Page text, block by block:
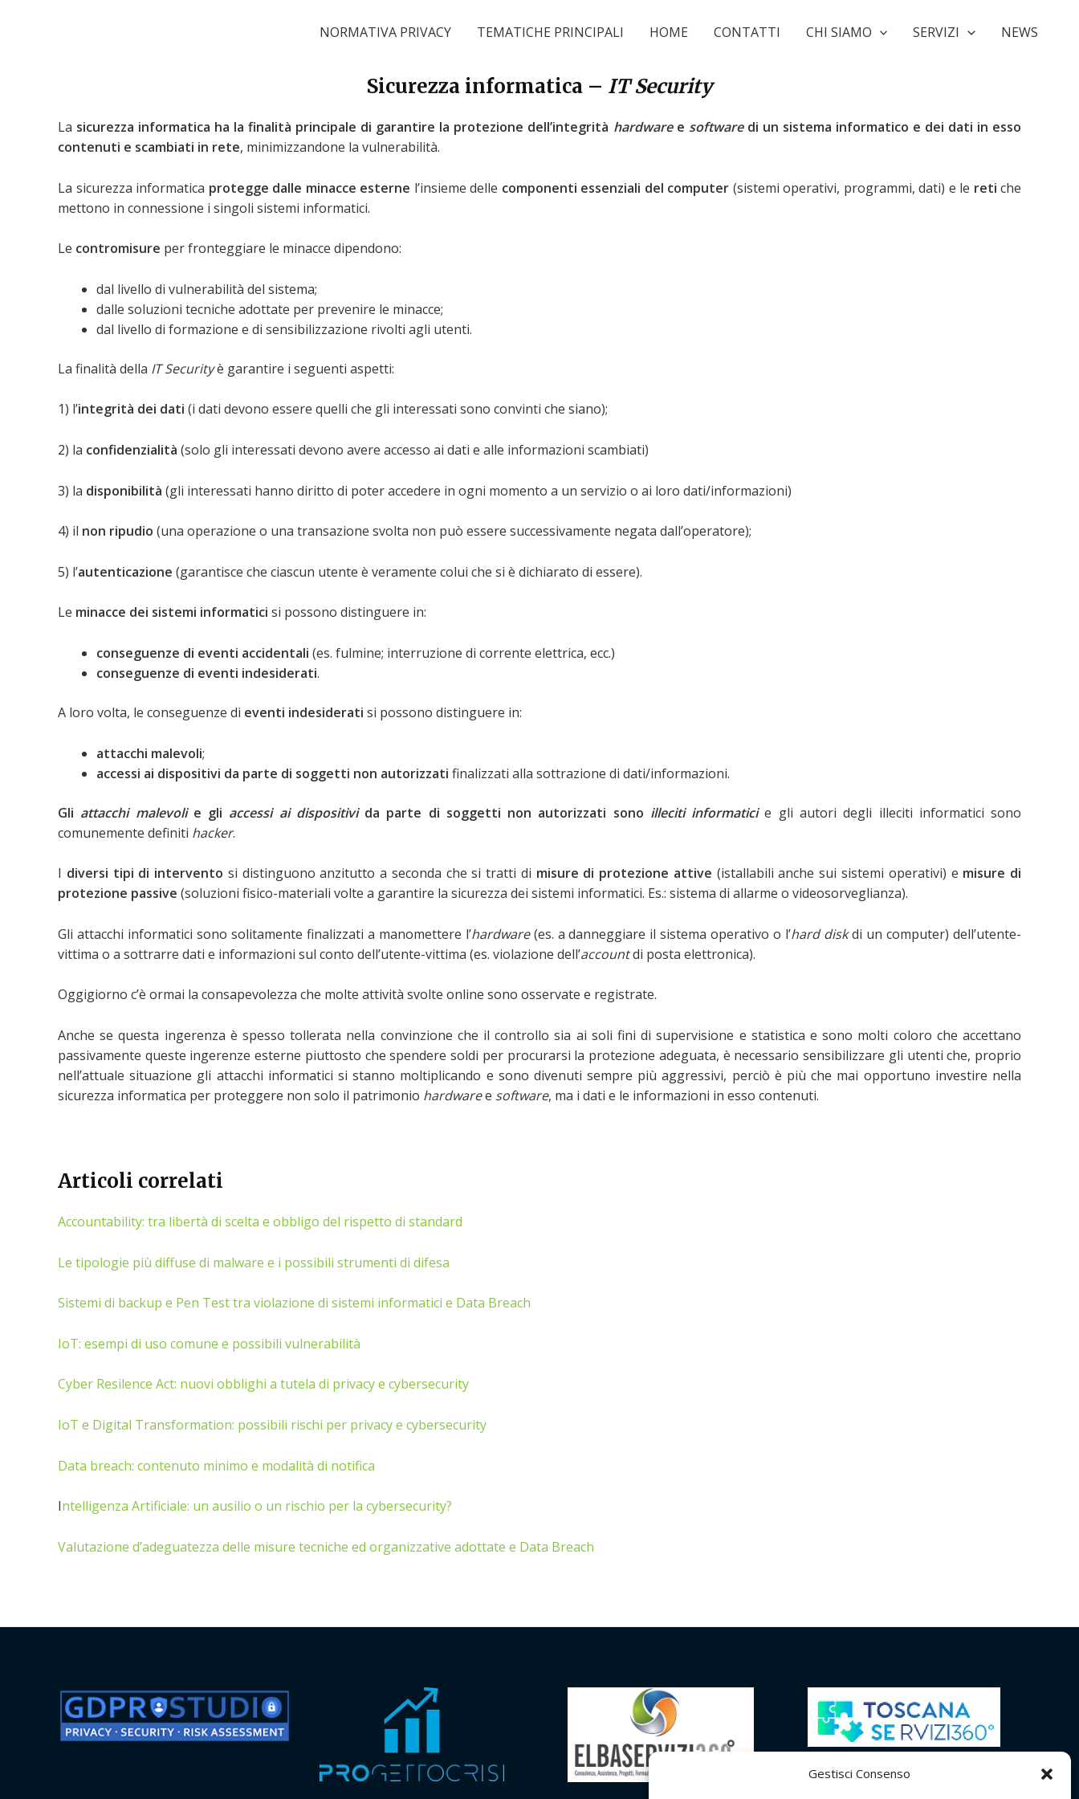
Gestisci Consenso
NORMATIVA PRIVACY TEMATICHE PRINCIPALI HOME CONTATTI CHI SIAMO SERVIZI NEWS
Sicurezza informatica – IT Security
La sicurezza informatica ha la finalità principale di garantire la protezione dell’integrità hardwaree softwaredi un sistema informatico e dei dati in esso
contenuti e scambiati in rete, minimizzandone la vulnerabilità.
La sicurezza informatica protegge dalle minacce esterne l’insieme delle componenti essenziali del computer (sistemi operativi, programmi, dati) e le reti che
mettono in connessione i singoli sistemi informatici.
Le contromisure per fronteggiare le minacce dipendono:
dal livello di vulnerabilità del sistema;
dalle soluzioni tecniche adottate per prevenire le minacce;
dal livello di formazione e di sensibilizzazione rivolti agli utenti.
La finalità della IT Securityè garantire i seguenti aspetti:
1) l’integrità dei dati (i dati devono essere quelli che gli interessati sono convinti che siano);
2) la confidenzialità (solo gli interessati devono avere accesso ai dati e alle informazioni scambiati)
3) la disponibilità (gli interessati hanno diritto di poter accedere in ogni momento a un servizio o ai loro dati/informazioni)
4) il non ripudio (una operazione o una transazione svolta non può essere successivamente negata dall’operatore);
5) l’autenticazione (garantisce che ciascun utente è veramente colui che si è dichiarato di essere).
Le minacce dei sistemi informatici si possono distinguere in:
conseguenze di eventi accidentali (es. fulmine; interruzione di corrente elettrica, ecc.)
conseguenze di eventi indesiderati.
A loro volta, le conseguenze di eventi indesiderati si possono distinguere in:
attacchi malevoli;
accessi ai dispositivi da parte di soggetti non autorizzati finalizzati alla sottrazione di dati/informazioni.
Gli attacchi malevolie gli accessi ai dispositivi da parte di soggetti non autorizzati sono illeciti informaticie gli autori degli illeciti informatici sono
comunemente definiti hacker.
I diversi tipi di intervento si distinguono anzitutto a seconda che si tratti di misure di protezione attive (istallabili anche sui sistemi operativi) e misure di
protezione passive (soluzioni fisico-materiali volte a garantire la sicurezza dei sistemi informatici. Es.: sistema di allarme o videosorveglianza).
Gli attacchi informatici sono solitamente finalizzati a manomettere l’hardware(es. a danneggiare il sistema operativo o l’hard diskdi un computer) dell’utente-
vittima o a sottrarre dati e informazioni sul conto dell’utente-vittima (es. violazione dell’accountdi posta elettronica).
Oggigiorno c’è ormai la consapevolezza che molte attività svolte online sono osservate e registrate.
Anche se questa ingerenza è spesso tollerata nella convinzione che il controllo sia ai soli fini di supervisione e statistica e sono molti coloro che accettano
passivamente queste ingerenze esterne piuttosto che spendere soldi per procurarsi la protezione adeguata, è necessario sensibilizzare gli utenti che, proprio
nell’attuale situazione gli attacchi informatici si stanno moltiplicando e sono divenuti sempre più aggressivi, perciò è più che mai opportuno investire nella
sicurezza informatica per proteggere non solo il patrimonio hardwaree software, ma i dati e le informazioni in esso contenuti.
Articoli correlati
Accountability: tra libertà di scelta e obbligo del rispetto di standard
Le tipologie più diffuse di malware e i possibili strumenti di difesa
Sistemi di backup e Pen Test tra violazione di sistemi informatici e Data Breach
IoT: esempi di uso comune e possibili vulnerabilità
Cyber Resilence Act: nuovi obblighi a tutela di privacy e cybersecurity
IoT e Digital Transformation: possibili rischi per privacy e cybersecurity
Data breach: contenuto minimo e modalità di notifica
Intelligenza Artificiale: un ausilio o un rischio per la cybersecurity?
Valutazione d’adeguatezza delle misure tecniche ed organizzative adottate e Data Breach